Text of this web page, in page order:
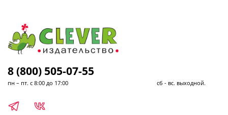
8 (800) 505-07-55
пн – пт. с 8:00 до 17:00 сб - вс. выходной.